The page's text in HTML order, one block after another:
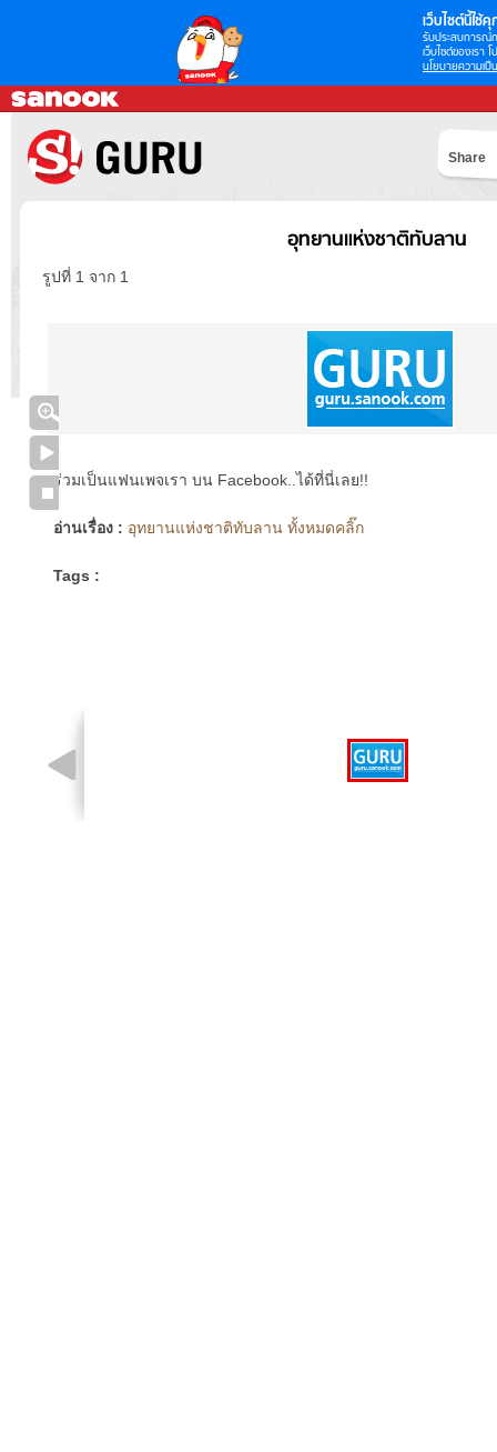
เว็บไซต์นี้ใช้คุ
รับประสบการณ์
เว็บไซต์ของเรา
นโยบายความเป็
Share
อุทยานแห่งชาติทับลาน
รูปที่ 1 จาก 1
ร่วมเป็นแฟนเพจเรา บน Facebook..ได้ที่นี่เลย!!
อ่านเรื่อง : อุทยานแห่งชาติทับลาน ทั้งหมดคลิ๊ก
Tags :